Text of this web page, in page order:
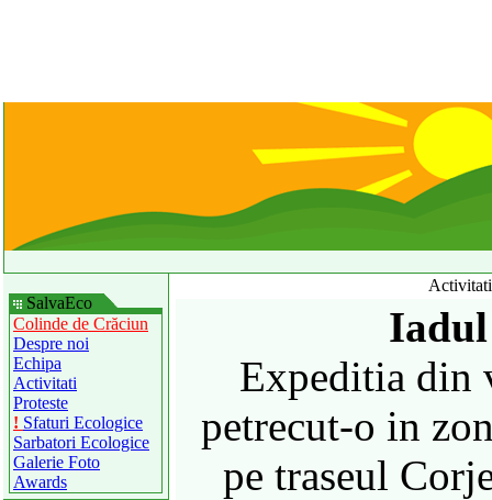
SalvaEco
Colinde de Crăciun
Despre noi
Echipa
Activitati
Proteste
! Sfaturi Ecologice
Sarbatori Ecologice
Galerie Foto
Awards
Iadul
Expeditia din
petrecut-o in
pe traseul